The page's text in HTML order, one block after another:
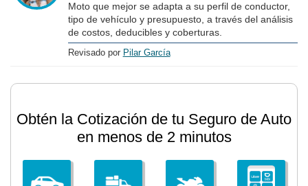
Moto que mejor se adapta a su perfil de conductor,
tipo de vehículo y presupuesto, a través del análisis
de costos, deducibles y coberturas.
Revisado por Pilar García
Obtén la Cotización de tu Seguro de Auto
en menos de 2 minutos